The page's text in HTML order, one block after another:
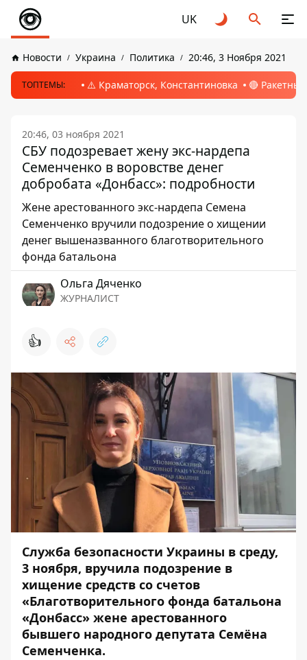
UK
Новости Украина Политика 20:46, 3 Ноября 2021
ТОПТЕМЫ: ⚠️ Краматорск, Константиновка 🔴
20:46, 03 ноября 2021
СБУ подозревает жену экс-нардепа
Семенченко в воровстве денег
добробата «Донбасс»: подробности
Жене арестованного экс-нардепа Семена
Семенченко вручили подозрение о хищении
денег вышеназванного благотворительного
фонда батальона
Ольга Дяченко
ЖУРНАЛИСТ
👍
Служба безопасности Украины в среду,
3 ноября, вручила подозрение в
хищение средств со счетов
«Благотворительного фонда батальона
«Донбасс» жене арестованного
бывшего народного депутата Семёна
Семенченка.